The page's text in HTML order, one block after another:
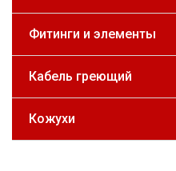
Фитинги и элементы
Кабель греющий
Кожухи